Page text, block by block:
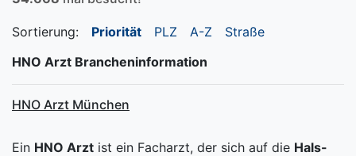
Sortierung: Priorität PLZ A-Z
Straße
HNO Arzt Brancheninformation
HNO Arzt München
Ein HNO Arzt ist ein Facharzt, der sich auf die Hals-